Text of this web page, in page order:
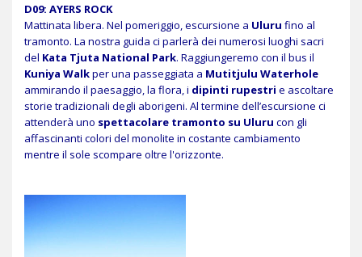
D09: AYERS ROCK
Mattinata libera. Nel pomeriggio, escursione a Uluru fino al
tramonto. La nostra guida ci parlerà dei numerosi luoghi sacri
del Kata Tjuta National Park. Raggiungeremo con il bus il
Kuniya Walkper una passeggiata a Mutitjulu Waterhole
ammirando il paesaggio, la flora, i dipinti rupestri e ascoltare
storie tradizionali degli aborigeni. Al termine dell’escursione ci
attenderà uno spettacolare tramonto su Uluru con gli
affascinanti colori del monolite in costante cambiamento
mentre il sole scompare oltre l'orizzonte.